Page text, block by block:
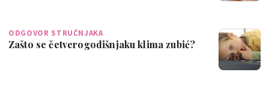
ODGOVOR STRUČNJAKA
Zašto se četverogodišnjaku klima zubić?